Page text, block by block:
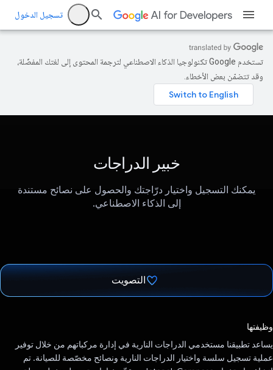
تسجيل الدخول
تستخدم Google تكنولوجيا الذكاء الاصطناعي لترجمة المحتوى إلى لغتك المفضّلة،
وقد تتضمّن بعض الأخطاء.
خبير الدراجات
يمكنك التسجيل واختيار درّاجتك والحصول على نصائح مستندة
إلى الذكاء الاصطناعي.
التصويت
وظيفتها
يساعد تطبيقنا مستخدمي الدراجات النارية في إدارة مركباتهم من خلال توفير
عملية تسجيل سلسة واختيار الدراجات النارية ونصائح مخصّصة للصيانة. تم